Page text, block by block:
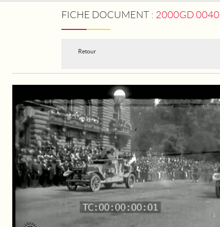
FICHE DOCUMENT : 2000GD 00408 -
Retour